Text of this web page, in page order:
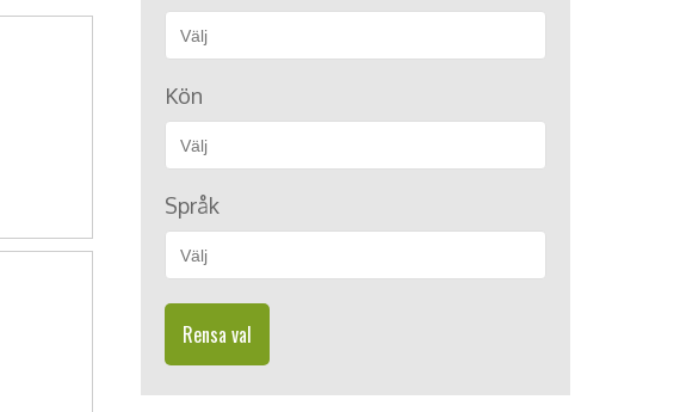
Kön
Språk
Rensa val